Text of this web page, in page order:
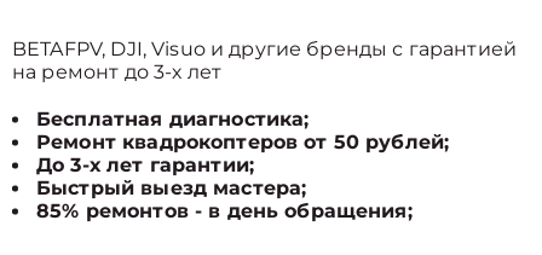
BETAFPV, DJI, Visuo и другие бренды с гарантией
на ремонт до 3-х лет
Бесплатная диагностика;
Ремонт квадрокоптеров от 50 рублей;
До 3-х лет гарантии;
Быстрый выезд мастера;
85% ремонтов - в день обращения;